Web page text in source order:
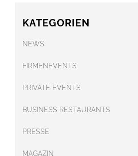
KATEGORIEN
NEWS
FIRMENEVENTS
PRIVATE EVENTS
BUSINESS RESTAURANTS
PRESSE
MAGAZIN